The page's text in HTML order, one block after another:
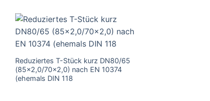
Reduziertes T-Stück kurz DN80/65
(85×2,0/70×2,0) nach EN 10374
(ehemals DIN 118